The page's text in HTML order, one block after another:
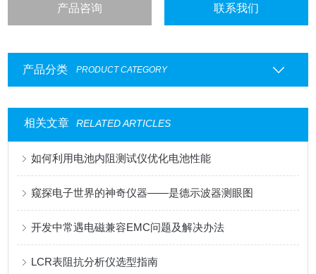
产品咨询 联系我们
产品分类 PRODUCT CATEGORY
相关文章 RELATED ARTICLES
如何利用电池内阻测试仪优化电池性能
窥探电子世界的神奇仪器——是德示波器测眼图
开发中常遇电磁兼容EMC问题及解决办法
LCR表阻抗分析仪选型指南